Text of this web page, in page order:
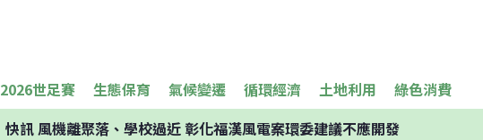
2026世足賽 生態保育 氣候變遷 循環經濟 土地利用 綠色消費
快訊風機離聚落、學校過近 彰化福漢風電案環委建議不應開發